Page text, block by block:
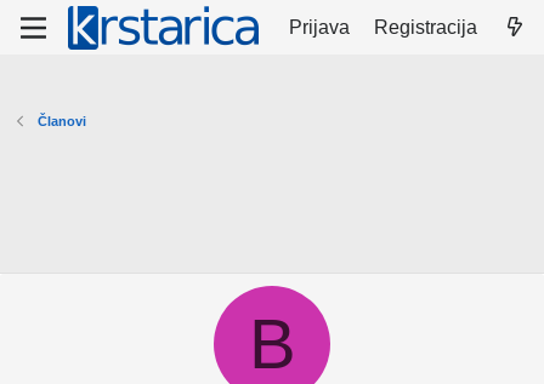
Prijava Registracija
Članovi
B